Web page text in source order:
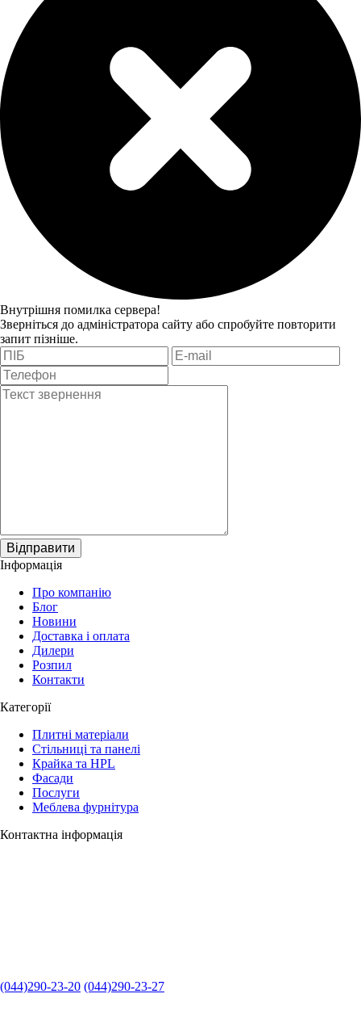
Внутрішня помилка сервера!
Зверніться до адміністратора сайту або спробуйте повторити
запит пізніше.
Відправити
Інформація
Про компанію
Блог
Новини
Доставка і оплата
Дилери
Розпил
Контакти
Категорії
Плитні матеріали
Стільниці та панелі
Крайка та HPL
Фасади
Послуги
Меблева фурнітура
Контактна інформація
(044)290-23-20 (044)290-23-27